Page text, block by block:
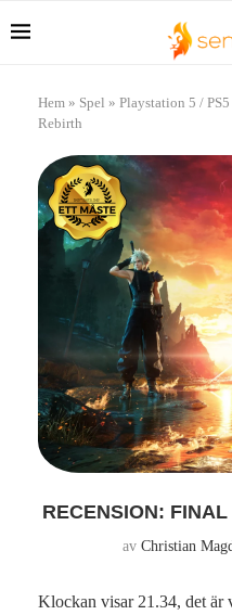
Hem » Spel » Playstation 5 / PS5
Rebirth
RECENSION:
av Christian
Klockan visar 21.34, det är